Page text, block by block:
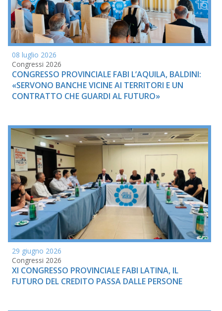
08 luglio 2026
Congressi 2026
CONGRESSO PROVINCIALE FABI L’AQUILA, BALDINI:
«SERVONO BANCHE VICINE AI TERRITORI E UN
CONTRATTO CHE GUARDI AL FUTURO»
29 giugno 2026
Congressi 2026
XI CONGRESSO PROVINCIALE FABI LATINA, IL
FUTURO DEL CREDITO PASSA DALLE PERSONE